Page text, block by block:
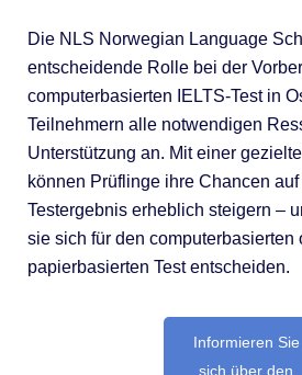
Die NLS Norwegian Language
entscheidende Rolle bei der
computerbasierten IELTS-Test in
Teilnehmern alle notwendigen
Unterstützung an. Mit einer
können Prüflinge ihre Chancen
Testergebnis erheblich steigern –
sie sich für den computerbasierten
papierbasierten Test entscheiden.
Informieren Sie
sich über den